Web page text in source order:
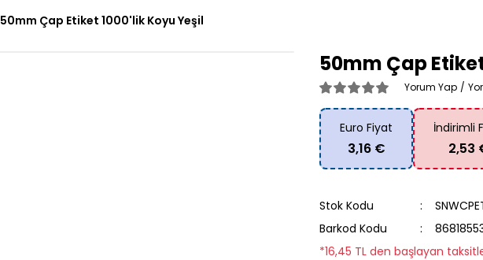
50mm Çap Etiket 1000'lik Koyu Yeşil
50mm Çap
Yorum Yap /
Euro Fiyat
3,16 €
İndirimli
2,53
Stok Kodu
Barkod Kodu
*16,45 TL den başlayan